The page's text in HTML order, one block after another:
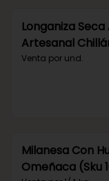
Longaniza
Artesanal
Venta por und.
Milanesa Con
Omeñaca (Sku